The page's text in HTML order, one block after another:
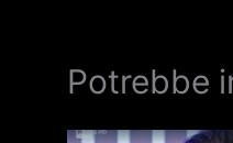
Potrebbe